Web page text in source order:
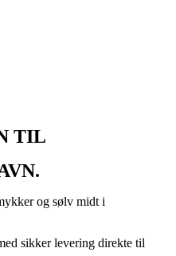
TIL
og sølv midt i
sikker levering direkte til